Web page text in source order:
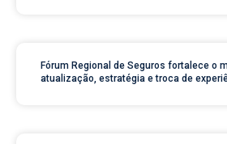
Fórum Regional de Seguros fortalece o
atualização, estratégia e troca de